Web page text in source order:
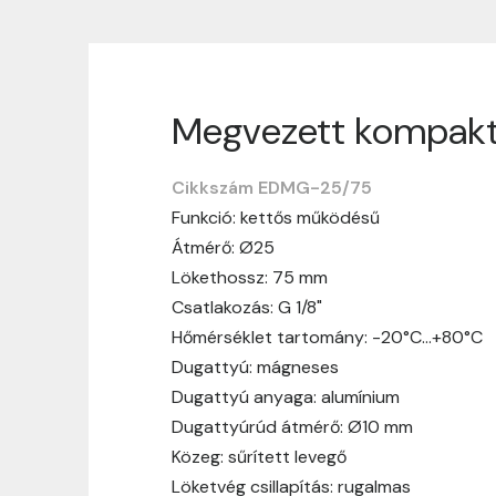
Megvezett
Cikkszám EDMG-25/75
Funkció: kettős működésű
Átmérő: Ø25
Lökethossz: 75 mm
Csatlakozás: G 1/8"
Hőmérséklet tartomány: -20°C…+80°C
Dugattyú: mágneses
Dugattyú anyaga: alumínium
Dugattyúrúd átmérő: Ø10 mm
Közeg: sűrített levegő
Löketvég csillapítás: rugalmas
Szállítási
Nagyon köszönjük, hogy
vásárlásotok gördülékenyen és
hosszabb ideig tart, előre
Szállítási díj:
A szállítási díj függ
megtekinthetitek, mielőtt a